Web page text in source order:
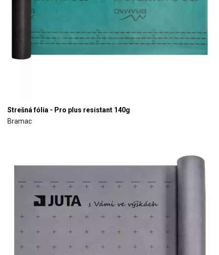
Strešná fólia - Pro plus resistant 140g
Bramac